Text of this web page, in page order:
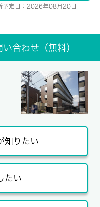
定日：2026年08月20日
合わせ（無料）
知りたい
たい